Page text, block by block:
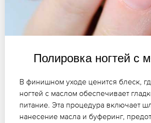
Полировка ногтей с
В финишном уходе ценится блеск,
ногтей с маслом обеспечивает
питание. Эта процедура включает
нанесение масла и буферинг,